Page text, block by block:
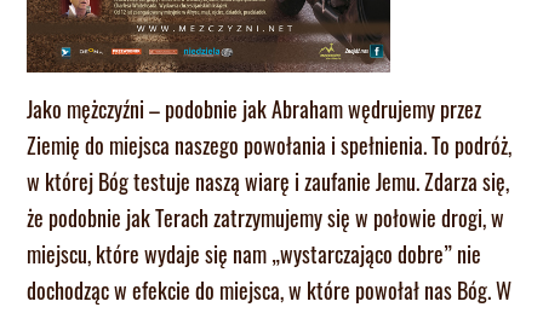
Jako mężczyźni – podobnie jak Abraham wędrujemy przez
Ziemię do miejsca naszego powołania i spełnienia. To podróż,
w której Bóg testuje naszą wiarę i zaufanie Jemu. Zdarza się,
że podobnie jak Terach zatrzymujemy się w połowie drogi, w
miejscu, które wydaje się nam „wystarczająco dobre” nie
dochodząc w efekcie do miejsca, w które powołał nas Bóg. W